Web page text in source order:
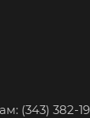
(343) 382-